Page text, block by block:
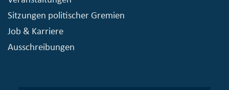
Sitzungen politischer Gremien
Job & Karriere
Ausschreibungen